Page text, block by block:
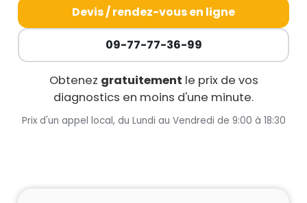
Devis / rendez-vous en ligne
09-77-77-36-99
Obtenez gratuitement le prix de vos
diagnostics en moins d'une minute.
Prix d'un appel local, du Lundi au Vendredi de 9:00 à 18:30